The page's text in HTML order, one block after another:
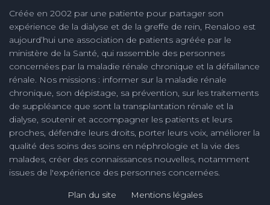
Créée en 2002 par une patiente pour partager son
expérience de la dialyse et de la greffe de rein, Renaloo est
aujourd’hui une association de patients agréée par le
ministère de la Santé, qui rassemble des personnes
concernées par la maladie rénale chronique et la défaillance
rénale. Nos missions : informer sur la maladie rénale
chronique, son dépistage, sa prévention, sur les traitements
de suppléance que sont la transplantation rénale et la
dialyse, soutenir et accompagner les patients et leurs
proches, défendre leurs droits, porter leurs voix, améliorer la
qualité des soins des soins en néphrologie et la vie des
malades, créer des connaissances nouvelles, notamment
issues de l'expérience des personnes concernées.
Plan du site Mentions légales